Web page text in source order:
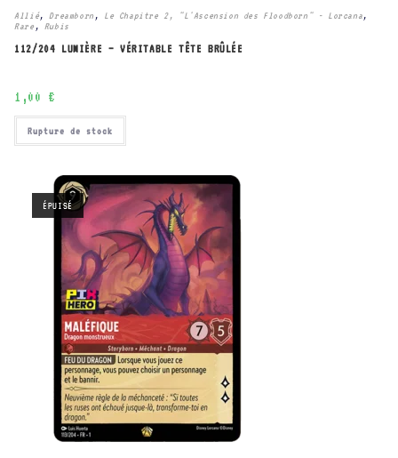
Allié, Dreamborn , Le Chapitre 2, "L'Ascension des Floodborn" - Lorcana,
Rare , Rubis
112/204 LUMIÈRE – VÉRITABLE TÊTE BRÛLÉE
1,00 €
Rupture de stock
ÉPUISÉ